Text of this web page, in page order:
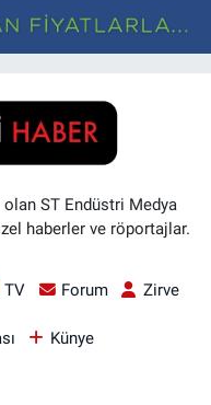
olan ST Endüstri Medya
haberler ve röportajlar.
TV Forum
Zirve
Künye